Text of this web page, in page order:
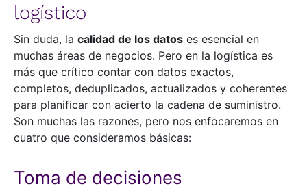
logístico
Sin duda, la calidad de los datos es esencial en
muchas áreas de negocios. Pero en la logística es
más que crítico contar con datos exactos,
completos, deduplicados, actualizados y coherentes
para planificar con acierto la cadena de suministro.
Son muchas las razones, pero nos enfocaremos en
cuatro que consideramos básicas:
Toma de decisiones